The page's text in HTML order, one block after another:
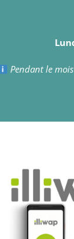
Pendant le